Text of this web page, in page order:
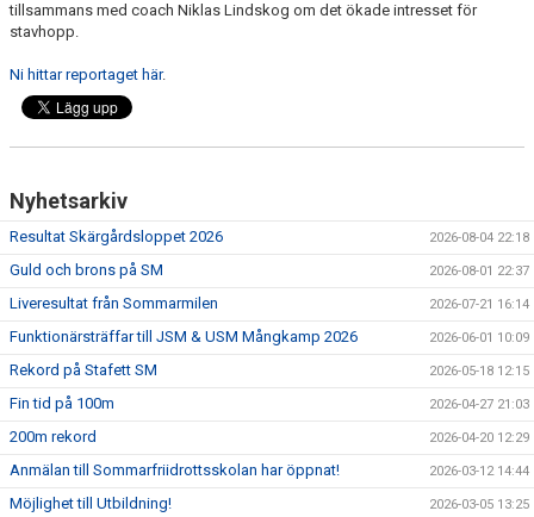
tillsammans med coach Niklas Lindskog om det ökade intresset för
stavhopp.
Ni hittar reportaget här.
Nyhetsarkiv
Resultat Skärgårdsloppet 2026 2026-08-04 22:18
Guld och brons på SM 2026-08-01 22:37
Liveresultat från Sommarmilen 2026-07-21 16:14
Funktionärsträffar till JSM & USM Mångkamp 2026 2026-06-01 10:09
Rekord på Stafett SM 2026-05-18 12:15
Fin tid på 100m 2026-04-27 21:03
200m rekord 2026-04-20 12:29
Anmälan till Sommarfriidrottsskolan har öppnat! 2026-03-12 14:44
Möjlighet till Utbildning! 2026-03-05 13:25